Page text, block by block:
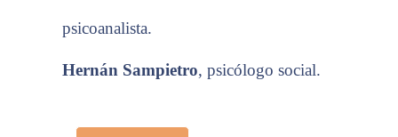
psicoanalista.
Hernán Sampietro, psicólogo social.